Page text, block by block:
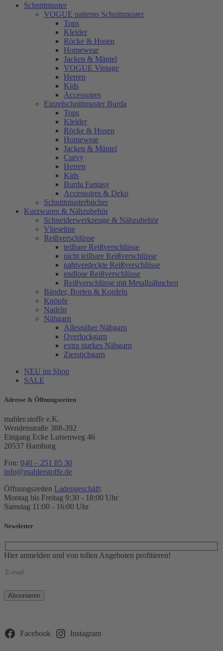
Schnittmuster
VOGUE patterns Schnittmuster
Tops
Kleider
Röcke & Hosen
Homewear
Jacken & Mäntel
VOGUE Vintage
Herren
Kids
Accessoires
Einzelschnittmuster Burda
Tops
Kleider
Röcke & Hosen
Homewear
Jacken & Mäntel
Curvy
Herren
Kids
Burda Fantasy
Accessoires & Deko
Schnittmusterbücher
Kurzwaren & Nähzubehör
Schneiderwerkzeuge & Nähzubehör
Vlieseline
Reißverschlüsse
teilbare Reißverschlüsse
nicht teilbare Reißverschlüsse
nahtverdeckte Reißverschlüsse
endlose Reißverschlüsse
Reißverschlüsse mit Metallzähnchen
Bänder, Borten & Kordeln
Knöpfe
Nadeln
Nähgarn
Allesnäher Nähgarn
Overlockgarn
extra starkes Nähgarn
Zierstichgarn
NEU im Shop
SALE
Adresse & Öffnungszeiten
mahler.stoffe e.K.
Wendenstraße 388-392
Eingang Ecke Luisenweg 46
20537 Hamburg
Fon: 040 – 251 85 30
info@mahlerstoffe.de
Öffnungszeiten Ladengeschäft:
Montag bis Freitag 9:30 - 18:00 Uhr
Samstag 11:00 - 16:00 Uhr
Newsletter
Hier anmelden und von tollen Angeboten profitieren!
Bitte
lasse
leer.
Facebook Instagram